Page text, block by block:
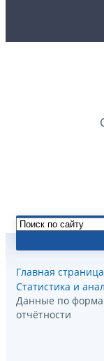
Главная страница
Статистика и
Данные по
отчётности